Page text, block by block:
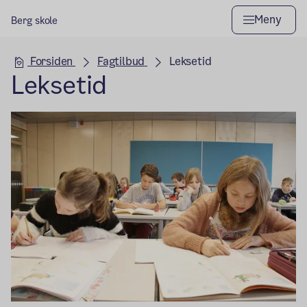
Berg skole Meny
Hovedseksjon
Forsiden Fagtilbud Leksetid
Leksetid